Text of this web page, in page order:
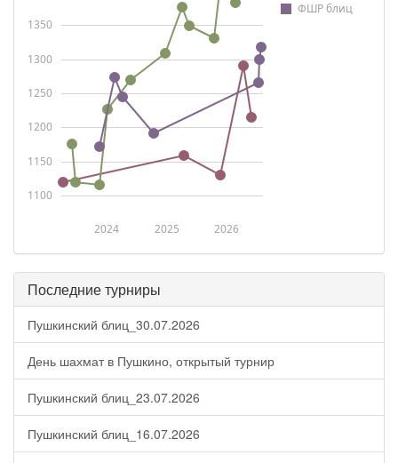
ФШР блиц
2024 2025 2026
1100
1150
1200
1250
1300
1350
Последние турниры
Пушкинский блиц_30.07.2026
День шахмат в Пушкино, открытый турнир
Пушкинский блиц_23.07.2026
Пушкинский блиц_16.07.2026